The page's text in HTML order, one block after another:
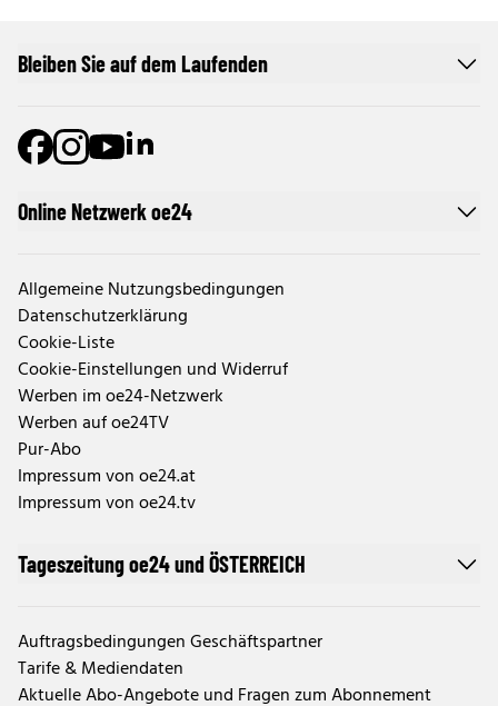
Online Netzwerk oe24
Allgemeine Nutzungsbedingungen
Datenschutzerklärung
Cookie-Liste
Cookie-Einstellungen und Widerruf
Werben im oe24-Netzwerk
Werben auf oe24TV
Pur-Abo
Impressum von oe24.at
Impressum von oe24.tv
Tageszeitung oe24 und ÖSTERREICH
Auftragsbedingungen Geschäftspartner
Tarife & Mediendaten
Aktuelle Abo-Angebote und Fragen zum Abonnement
Bleiben Sie auf dem Laufenden